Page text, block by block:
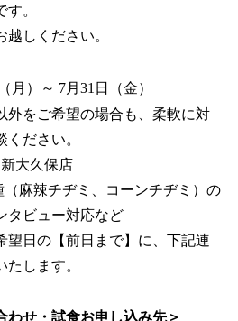
。
しください。
月）～ 7月31日（金）
希望の場合も、柔軟に対
ださい。
大久保店
（麻辣チヂミ、コーンチヂミ）の
タビュー対応など
望日の【前日まで】に、下記連
たします。
わせ・試食お申し込み先＞